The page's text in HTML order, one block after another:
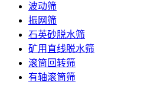
波动筛
振网筛
石英砂脱水筛
矿用直线脱水筛
滚筒回转筛
有轴滚筒筛